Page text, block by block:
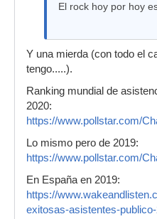
El rock hoy por hoy
Y una mierda (con todo el
tengo.....).
Ranking mundial de
2020:
https://www.pollstar.com/
Lo mismo pero de 2019:
https://www.pollstar.com/
En España en 2019:
https://
exitosas-asistentes-